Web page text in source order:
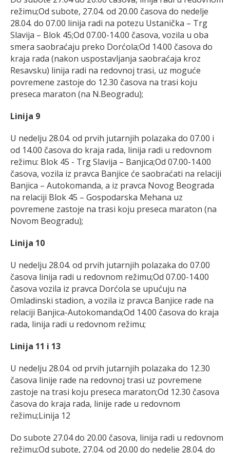
režimu;Od subote, 27.04. od 20.00 časova do nedelje
28.04. do 07.00 linija radi na potezu Ustanička – Trg
Slavija – Blok 45;Od 07.00-14.00 časova, vozila u oba
smera saobraćaju preko Dorćola;Od 14.00 časova do
kraja rada (nakon uspostavljanja saobraćaja kroz
Resavsku) linija radi na redovnoj trasi, uz moguće
povremene zastoje do 12.30 časova na trasi koju
preseca maraton (na N.Beogradu);
Linija 9
U nedelju 28.04. od prvih jutarnjih polazaka do 07.00 i
od 14.00 časova do kraja rada, linija radi u redovnom
režimu: Blok 45 - Trg Slavija – Banjica;Od 07.00-14.00
časova, vozila iz pravca Banjice će saobraćati na relaciji
Banjica – Autokomanda, a iz pravca Novog Beograda
na relaciji Blok 45 – Gospodarska Mehana uz
povremene zastoje na trasi koju preseca maraton (na
Novom Beogradu);
Linija 10
U nedelju 28.04. od prvih jutarnjih polazaka do 07.00
časova linija radi u redovnom režimu;Od 07.00-14.00
časova vozila iz pravca Dorćola se upućuju na
Omladinski stadion, a vozila iz pravca Banjice rade na
relaciji Banjica-Autokomanda;Od 14.00 časova do kraja
rada, linija radi u redovnom režimu;
Linija 11 i 13
U nedelju 28.04. od prvih jutarnjih polazaka do 12.30
časova linije rade na redovnoj trasi uz povremene
zastoje na trasi koju preseca maraton;Od 12.30 časova
časova do kraja rada, linije rade u redovnom
režimu;Linija 12
Do subote 27.04 do 20.00 časova, linija radi u redovnom
režimu;Od subote, 27.04. od 20.00 do nedelje 28.04. do